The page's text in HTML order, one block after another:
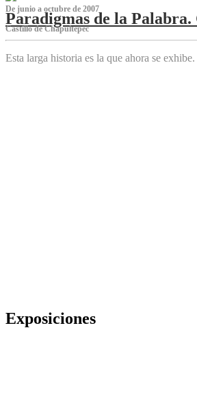
De junio a octubre de 2007
Paradigmas de la
Castillo de Chapultepec
Esta larga historia es la que ahora se
Exposiciones